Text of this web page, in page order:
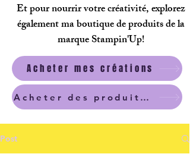
Et pour nourrir votre créativité, explorez
également ma boutique de produits de la
marque Stampin'Up!
Acheter mes créations
Acheter des produits scrapbooking
Post